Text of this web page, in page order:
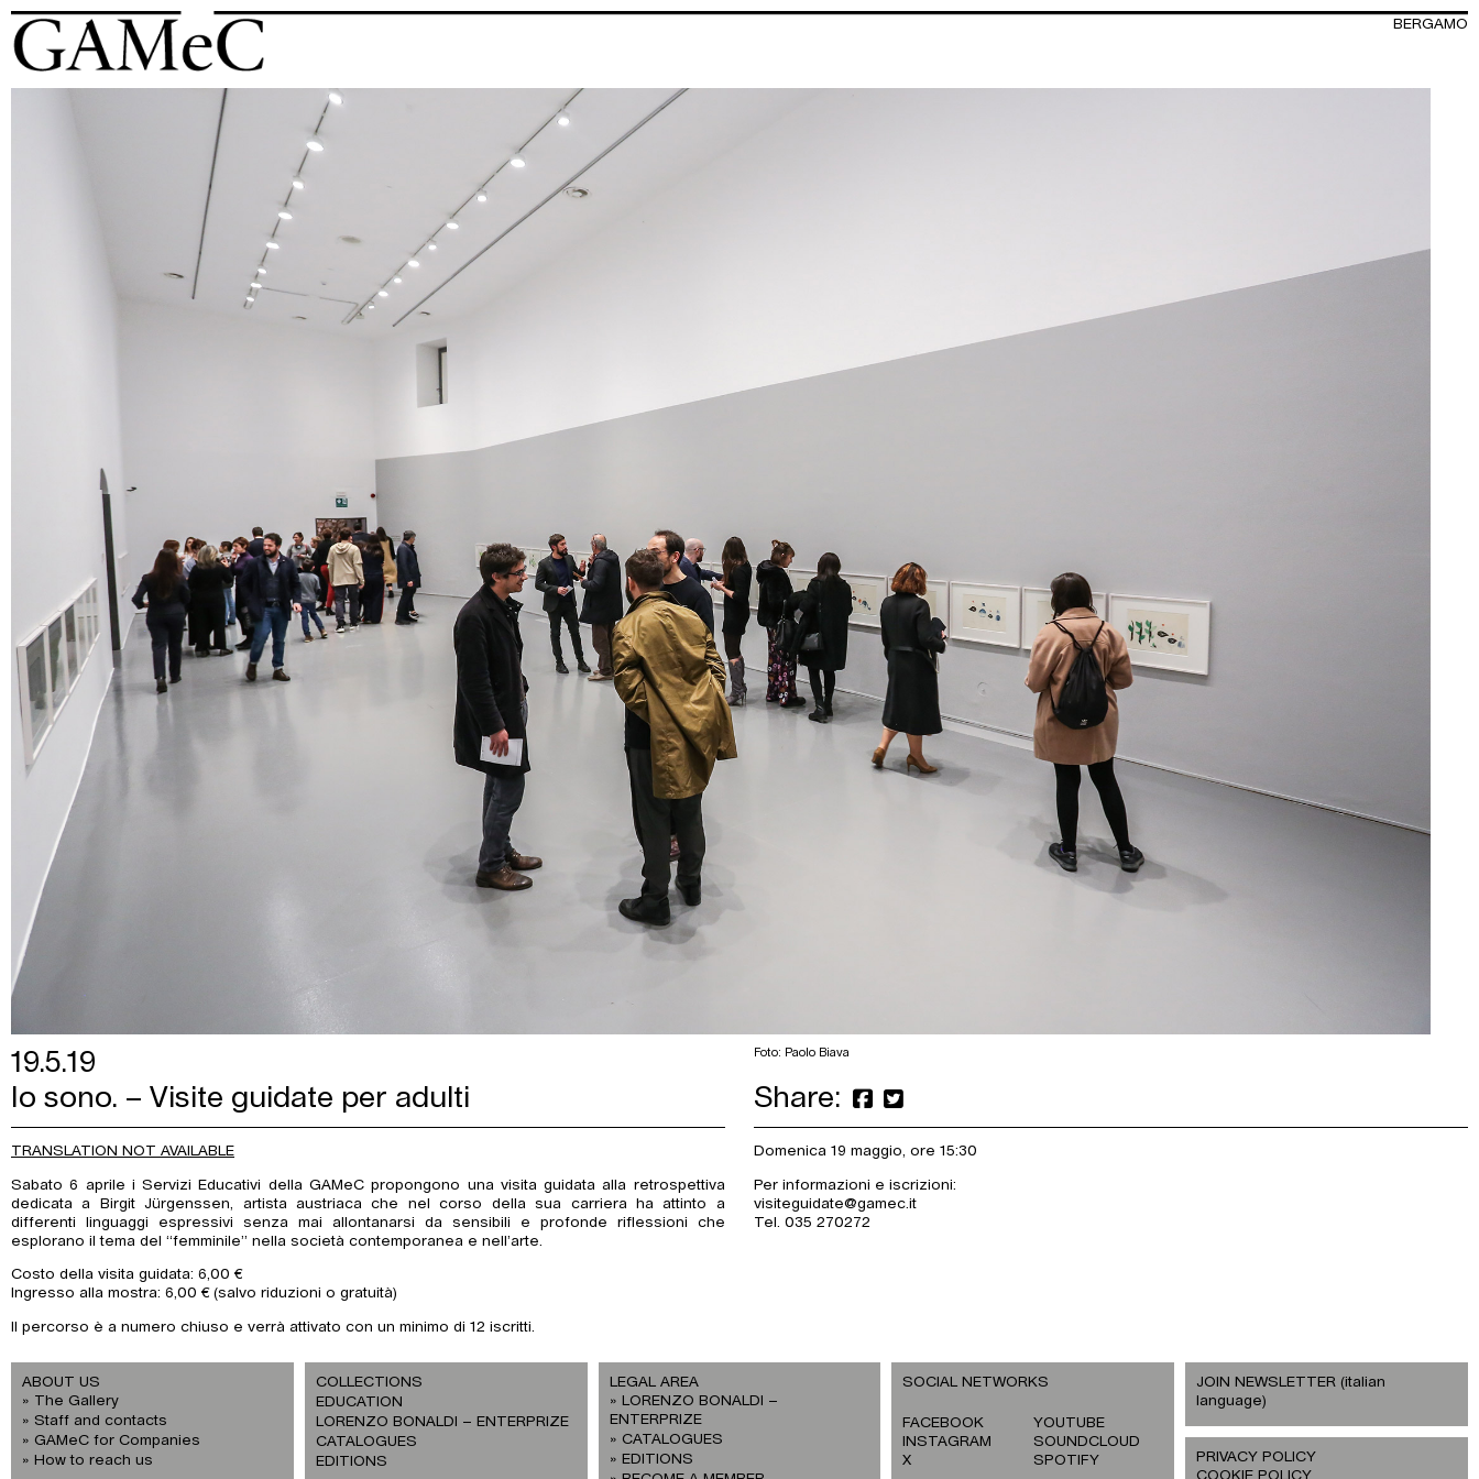
BERGAMO
19.5.19
Io sono. – Visite guidate per adulti
Foto: Paolo Biava
Share:
TRANSLATION NOT AVAILABLE
Sabato 6 aprile i Servizi Educativi della GAMeC propongono una visita guidata alla retrospettiva
dedicata a Birgit Jürgenssen, artista austriaca che nel corso della sua carriera ha attinto a
differenti linguaggi espressivi senza mai allontanarsi da sensibili e profonde riflessioni che
esplorano il tema del “femminile” nella società contemporanea e nell’arte.
Costo della visita guidata: 6,00 €
Ingresso alla mostra: 6,00 € (salvo riduzioni o gratuità)
Il percorso è a numero chiuso e verrà attivato con un minimo di 12 iscritti.
Domenica 19 maggio, ore 15:30
Per informazioni e iscrizioni:
visiteguidate@gamec.it
Tel. 035 270272
ABOUT US
The Gallery
Staff and contacts
GAMeC for Companies
How to reach us
COLLECTIONS
EDUCATION
LORENZO BONALDI – ENTERPRIZE
CATALOGUES
EDITIONS
LEGAL AREA
LORENZO BONALDI –
ENTERPRIZE
CATALOGUES
EDITIONS
SOCIAL NETWORKS
FACEBOOK
INSTAGRAM
X
YOUTUBE
SOUNDCLOUD
SPOTIFY
JOIN NEWSLETTER (italian
language)
PRIVACY POLICY
COOKIE POLICY